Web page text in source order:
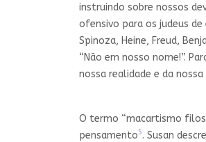
instruindo sobre nossos
ofensivo para os judeus
Spinoza, Heine, Freud,
“Não em nosso nome!”.
nossa realidade e da
O termo “macartismo
pensamento5. Susan